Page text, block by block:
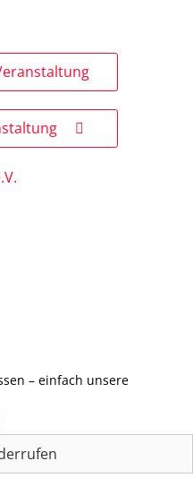
– einfach unsere